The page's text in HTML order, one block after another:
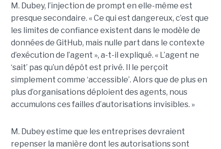
M. Dubey, l’injection de prompt en elle-même est
presque secondaire. « Ce qui est dangereux, c’est que
les limites de confiance existent dans le modèle de
données de GitHub, mais nulle part dans le contexte
d’exécution de l’agent », a-t-il expliqué. « L’agent ne
‘sait’ pas qu’un dépôt est privé. Il le perçoit
simplement comme ‘accessible’. Alors que de plus en
plus d’organisations déploient des agents, nous
accumulons ces failles d’autorisations invisibles. »
M. Dubey estime que les entreprises devraient
repenser la manière dont les autorisations sont